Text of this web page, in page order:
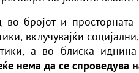
во бројот и
вклучувајќи
а во блиска иднина
нема да се спроведува